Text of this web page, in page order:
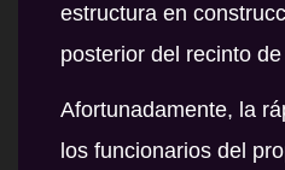
estructura en
posterior del recinto
Afortunadamente, la
los funcionarios del